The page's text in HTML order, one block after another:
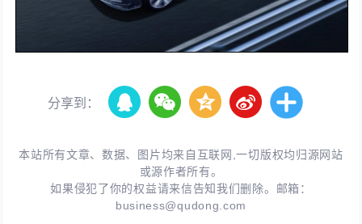
分享到：
本站所有文章、数据、图片均来自互联网,一切版权均归源网站
或源作者所有。
如果侵犯了你的权益请来信告知我们删除。邮箱：
business@qudong.com